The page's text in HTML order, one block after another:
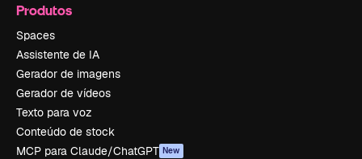
Produtos
Spaces
Assistente de IA
Gerador de imagens
Gerador de vídeos
Texto para voz
Conteúdo de stock
MCP para Claude/ChatGPT New